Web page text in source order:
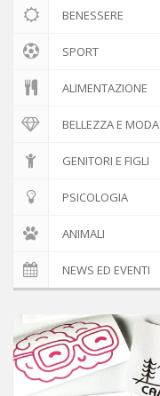
BENESSERE
SPORT
ALIMENTAZIONE
BELLEZZA E MODA
GENITORI E FIGLI
PSICOLOGIA
ANIMALI
NEWS ED EVENTI